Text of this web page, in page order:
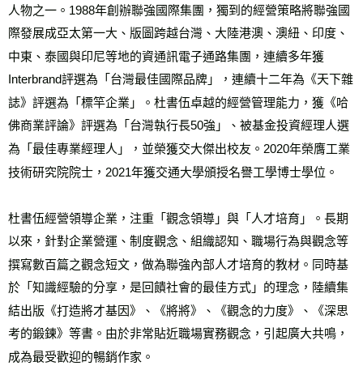
人物之一。1988年創辦聯強國際集團，獨到的經營策略將聯強國
際發展成亞太第一大、版圖跨越台灣、大陸港澳、澳紐、印度、
中東、泰國與印尼等地的資通訊電子通路集團，連續多年獲
Interbrand評選為「台灣最佳國際品牌」，連續十二年為《天下雜
誌》評選為「標竿企業」。杜書伍卓越的經營管理能力，獲《哈
佛商業評論》評選為「台灣執行長50強」、被基金投資經理人選
為「最佳專業經理人」，並榮獲交大傑出校友。2020年榮膺工業
技術研究院院士，2021年獲交通大學頒授名譽工學博士學位。
杜書伍經營領導企業，注重「觀念領導」與「人才培育」。長期
以來，針對企業營運、制度觀念、組織認知、職場行為與觀念等
撰寫數百篇之觀念短文，做為聯強內部人才培育的教材。同時基
於「知識經驗的分享，是回饋社會的最佳方式」的理念，陸續集
結出版《打造將才基因》、《將將》、《觀念的力度》、《深思
考的鍛鍊》等書。由於非常貼近職場實務觀念，引起廣大共鳴，
成為最受歡迎的暢銷作家。